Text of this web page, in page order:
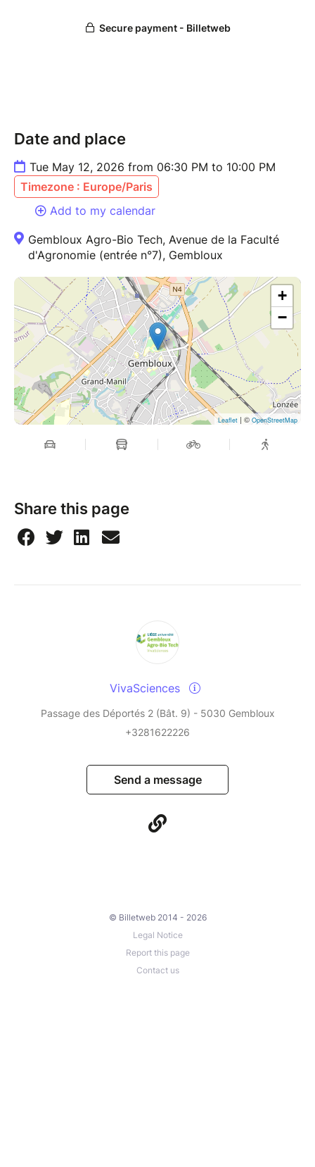
Date and place
Tue May 12, 2026 from 06:30 PM to 10:00 PM
Timezone : Europe/Paris
Add to my calendar
Gembloux Agro-Bio Tech, Avenue de la Faculté
d'Agronomie (entrée n°7), Gembloux
+
−
Leaflet | © OpenStreetMap
Share this page
VivaSciences
Passage des Déportés 2 (Bât. 9) - 5030 Gembloux
+3281622226
Send a message
© Billetweb 2014 - 2026
Legal Notice
Report this page
Contact us